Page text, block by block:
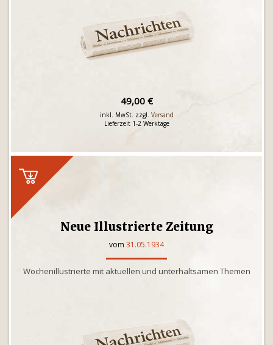
49,00 €
inkl. MwSt. zzgl. Versand
Lieferzeit 1-2 Werktage
Neue Illustrierte Zeitung
vom 31.05.1934
Wochenillustrierte mit aktuellen und unterhaltsamen Themen